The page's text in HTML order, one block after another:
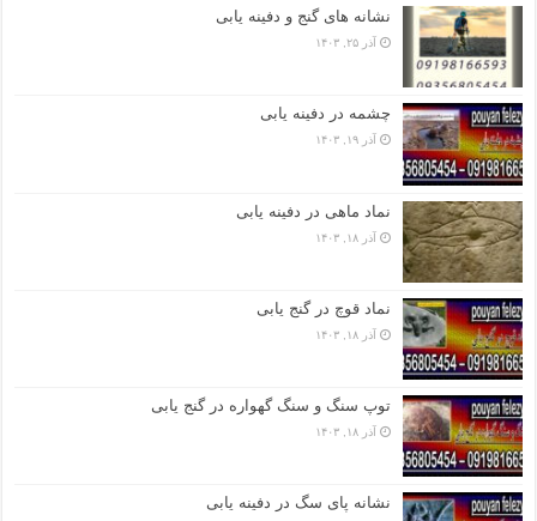
نشانه های گنج و دفینه یابی
آذر ۲۵, ۱۴۰۳
چشمه در دفینه یابی
آذر ۱۹, ۱۴۰۳
نماد ماهی در دفینه یابی
آذر ۱۸, ۱۴۰۳
نماد قوچ در گنج یابی
آذر ۱۸, ۱۴۰۳
توپ سنگ و سنگ گهواره در گنج یابی
آذر ۱۸, ۱۴۰۳
نشانه پای سگ در دفینه یابی